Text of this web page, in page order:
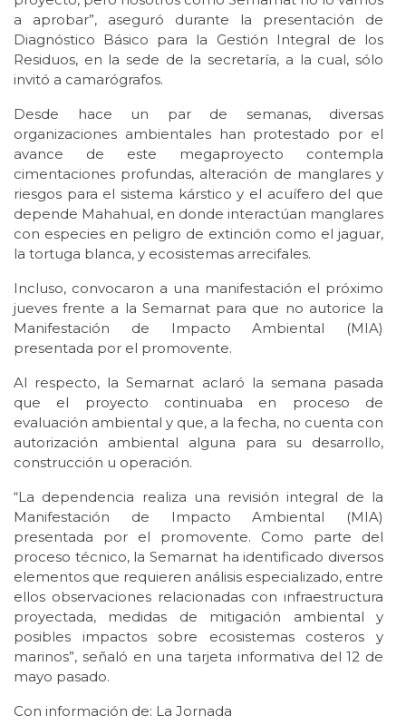
a aprobar”, aseguró durante la presentación de
Diagnóstico Básico para la Gestión Integral de los
Residuos, en la sede de la secretaría, a la cual, sólo
invitó a camarógrafos.
Desde hace un par de semanas, diversas
organizaciones ambientales han protestado por el
avance de este megaproyecto contempla
cimentaciones profundas, alteración de manglares y
riesgos para el sistema kárstico y el acuífero del que
depende Mahahual, en donde interactúan manglares
con especies en peligro de extinción como el jaguar,
la tortuga blanca, y ecosistemas arrecifales.
Incluso, convocaron a una manifestación el próximo
jueves frente a la Semarnat para que no autorice la
Manifestación de Impacto Ambiental (MIA)
presentada por el promovente.
Al respecto, la Semarnat aclaró la semana pasada
que el proyecto continuaba en proceso de
evaluación ambiental y que, a la fecha, no cuenta con
autorización ambiental alguna para su desarrollo,
construcción u operación.
“La dependencia realiza una revisión integral de la
Manifestación de Impacto Ambiental (MIA)
presentada por el promovente. Como parte del
proceso técnico, la Semarnat ha identificado diversos
elementos que requieren análisis especializado, entre
ellos observaciones relacionadas con infraestructura
proyectada, medidas de mitigación ambiental y
posibles impactos sobre ecosistemas costeros y
marinos”, señaló en una tarjeta informativa del 12 de
mayo pasado.
Con información de: La Jornada